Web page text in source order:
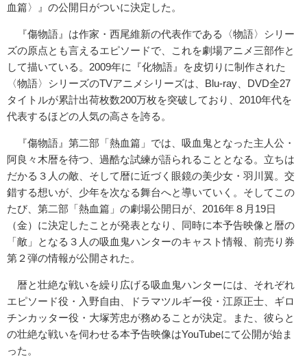
血篇〉』の公開日がついに決定した。
『傷物語』は作家・西尾維新の代表作である〈物語〉シリー
ズの原点とも言えるエピソードで、これを劇場アニメ三部作と
して描いている。2009年に『化物語』を皮切りに制作された
〈物語〉シリーズのTVアニメシリーズは、Blu-ray、DVD全27
タイトルが累計出荷枚数200万枚を突破しており、2010年代を
代表するほどの人気の高さを誇る。
『傷物語』第二部「熱血篇」では、吸血鬼となった主人公・
阿良々木暦を待つ、過酷な試練が語られることとなる。立ちは
だかる３人の敵、そして暦に近づく眼鏡の美少女・羽川翼。交
錯する想いが、少年を次なる舞台へと導いていく。そしてこの
たび、第二部「熱血篇」の劇場公開日が、2016年８月19日
（金）に決定したことが発表となり、同時に本予告映像と暦の
「敵」となる３人の吸血鬼ハンターのキャスト情報、前売り券
第２弾の情報が公開された。
暦と壮絶な戦いを繰り広げる吸血鬼ハンターには、それぞれ
エピソード役・入野自由、ドラマツルギー役・江原正士、ギロ
チンカッター役・大塚芳忠が務めることが決定。また、彼らと
の壮絶な戦いを伺わせる本予告映像はYouTubeにて公開が始ま
った。